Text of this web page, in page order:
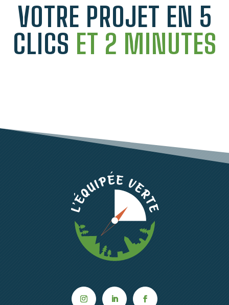
VOTRE PROJET EN 5
CLICS ET 2 MINUTES